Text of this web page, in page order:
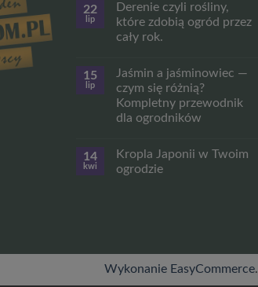
22
lip
Derenie czyli rośliny,
które zdobią ogród przez
cały rok.
do
czyli
rośliny,
które
zdobią
cały
rok.
15
lip
Jaśmin a jaśminowiec —
czym się różnią?
Kompletny przewodnik
dla ogrodników
do
a
dla
ogrodników
14
kwi
Kropla Japonii w Twoim
ogrodzie
ogrodzie
Wykonanie EasyCommerce.